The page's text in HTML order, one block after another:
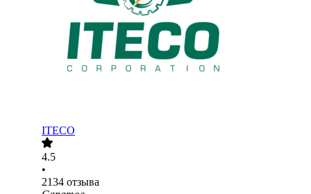
ITECO
4.5
•
2134 отзыва